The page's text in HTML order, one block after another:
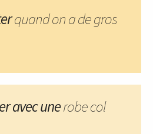
quand on a de gros
avec unerobe col